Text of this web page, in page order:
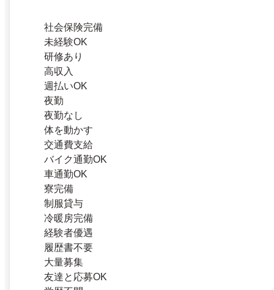
社会保険完備
未経験OK
研修あり
高収入
週払いOK
夜勤
夜勤なし
体を動かす
交通費支給
バイク通勤OK
車通勤OK
寮完備
制服貸与
冷暖房完備
経験者優遇
履歴書不要
大量募集
友達と応募OK